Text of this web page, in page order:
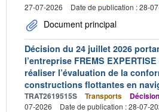
27-07-2026
Date de publication : 28-
Document principal
Décision du 24 juillet 2026
l’entreprise FREMS
réaliser l’évaluation de la
constructions flottantes en
TRAT2619515S Transports Décision
07-2026
Date de publication : 28-07-